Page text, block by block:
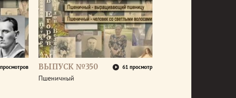
ВЫПУСК №350 61 просмотр
Пшеничный